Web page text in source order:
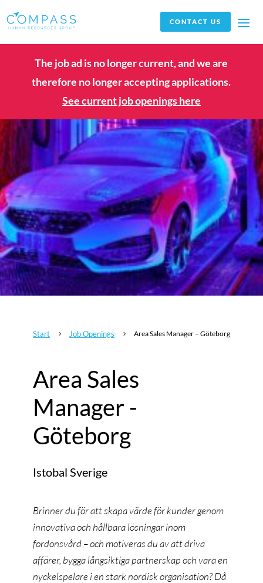
CONTACT US
The job ad is no longer current, and we are
therefore no longer accepting applications.
See current job openings here
Start 5 Job Openings 5 Area Sales Manager – Göteborg
Area Sales
Manager -
Göteborg
Istobal Sverige
Brinner du för att skapa värde för kunder genom
innovativa och hållbara lösningar inom
fordonsvård – och motiveras du av att driva
affärer, bygga långsiktiga partnerskap och vara en
nyckelspelare i en stark nordisk organisation? Då